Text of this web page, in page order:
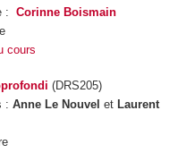
:Corinne Boismain
cours
(DRS205)
:Anne Le Nouvelet Laurent